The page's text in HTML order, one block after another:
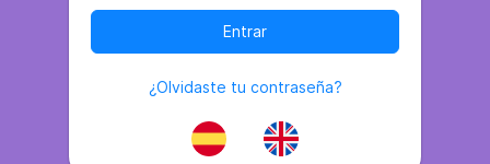
Entrar
¿Olvidaste tu contraseña?